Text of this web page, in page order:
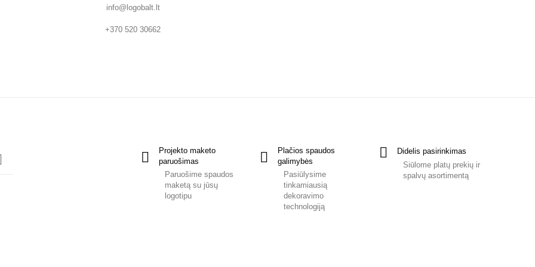
info@logobalt.lt
+370 520 30662
Projekto maketo
paruošimas
Paruošime spaudos
maketą su jūsų
logotipu
Plačios spaudos
galimybės
Pasiūlysime
tinkamiausią
dekoravimo
technologiją
Didelis pasirinkimas
Siūlome platų prekių ir
spalvų asortimentą